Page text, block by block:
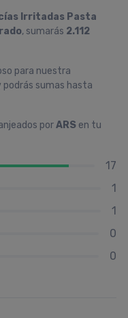
Irritadas Pasta
, sumarás 2.112
para nuestra
sumas hasta
porARS en tu
17
1
1
0
0